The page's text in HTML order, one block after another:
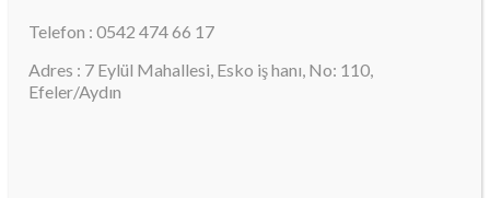
Telefon : 0542 474 66 17
Adres : 7 Eylül Mahallesi, Esko iş hanı, No: 110,
Efeler/Aydın